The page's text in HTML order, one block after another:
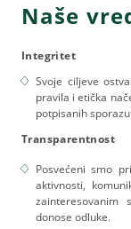
Naše
Integritet
Svoje ciljeve
pravila i etička
potpisanih
Transparentnost
Posvećeni smo
aktivnosti,
zainteresovanim
donose odluke.